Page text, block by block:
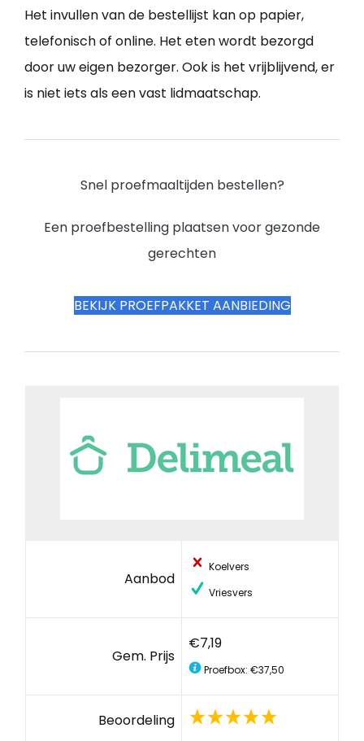
Het invullen van de bestellijst kan op papier,
telefonisch of online. Het eten wordt bezorgd
door uw eigen bezorger. Ook is het vrijblijvend, er
is niet iets als een vast lidmaatschap.
Snel proefmaaltijden bestellen?
Een proefbestelling plaatsen voor gezonde
gerechten
BEKIJK PROEFPAKKET AANBIEDING
Aanbod
Koelvers
Vriesvers
Gem. Prijs
€7,19
Proefbox: €37,50
Beoordeling